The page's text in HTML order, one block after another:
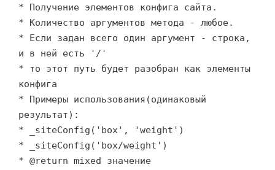
* Получение элементов конфига сайта.
* Количество аргументов метода - любое.
* Если задан всего один аргумент - строка,
и в ней есть '/'
* то этот путь будет разобран как элементы
конфига
* Примеры использования(одинаковый
результат):
* _siteConfig('box', 'weight')
* _siteConfig('box/weight')
* @return mixed значение